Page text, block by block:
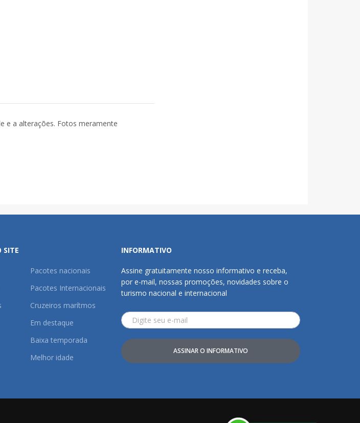
e a alterações. Fotos meramente
SITE
Pacotes nacionais
Pacotes Internacionais
Cruzeiros marítmos
Em destaque
Baixa temporada
Melhor idade
INFORMATIVO
Assine gratuitamente nosso informativo e receba,
por e-mail, nossas promoções, novidades sobre o
turismo nacional e internacional
ASSINAR O INFORMATIVO